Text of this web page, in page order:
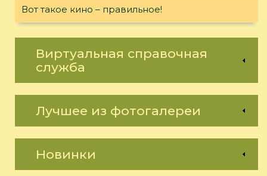
Вот такое кино – правильное!
Виртуальная справочная
служба
Лучшее из фотогалереи
Новинки